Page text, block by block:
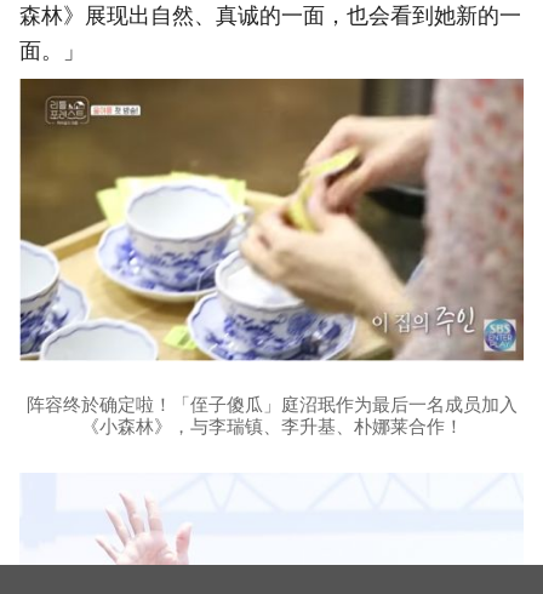
森林》展现出自然、真诚的一面，也会看到她新的一
面。」
阵容终於确定啦！「侄子傻瓜」庭沼珉作为最后一名成员加入
《小森林》，与李瑞镇、李升基、朴娜莱合作！